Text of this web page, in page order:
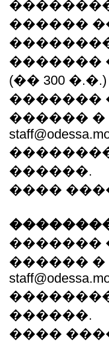
������
�������
(�� 300 �.�.)
�������
������ �
������.
����
�������
������ �
������.
����